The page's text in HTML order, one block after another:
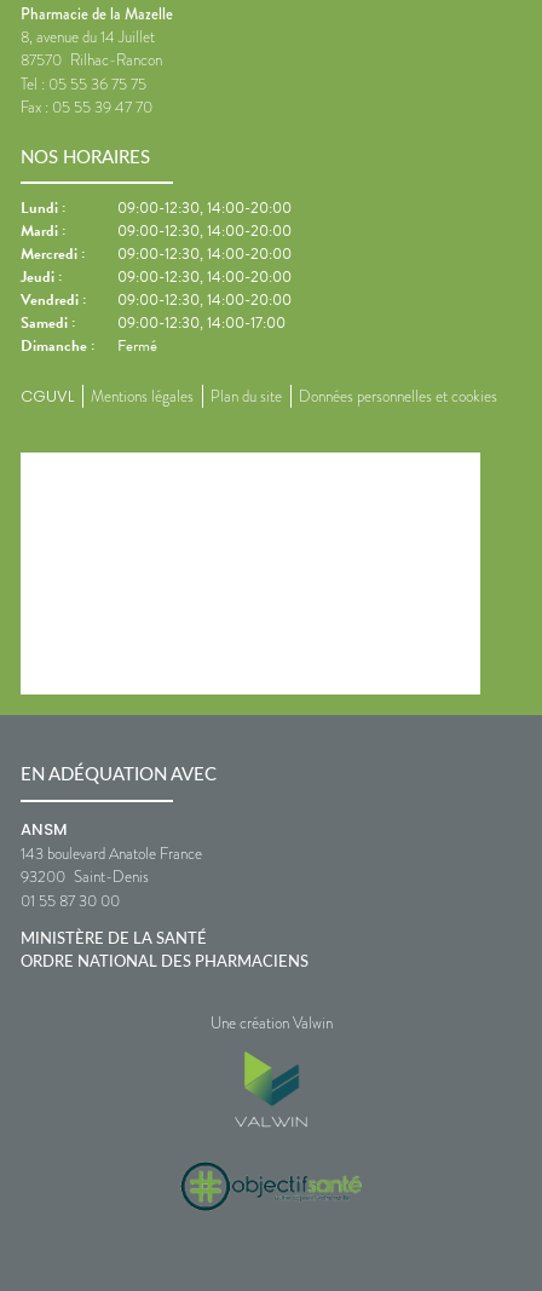
Pharmacie de la Mazelle
8, avenue du 14 Juillet
87570 Rilhac-Rancon
Tel : 05 55 36 75 75
Fax : 05 55 39 47 70
NOS HORAIRES
Lundi :
09:00-12:30, 14:00-20:00
Mardi :
09:00-12:30, 14:00-20:00
Mercredi :
09:00-12:30, 14:00-20:00
Jeudi :
09:00-12:30, 14:00-20:00
Vendredi :
09:00-12:30, 14:00-20:00
Samedi :
09:00-12:30, 14:00-17:00
Dimanche : Fermé
CGUVL Mentions légales Plan du site Données personnelles et cookies
EN ADÉQUATION AVEC
ANSM
143 boulevard Anatole France
93200 Saint-Denis
01 55 87 30 00
MINISTÈRE DE LA SANTÉ
ORDRE NATIONAL DES PHARMACIENS
Une création Valwin